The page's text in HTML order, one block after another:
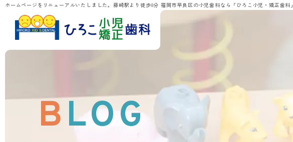
ホームページをリニューアルいたしました。藤崎駅より徒歩8分 福岡市早良区の小児歯科なら「ひろこ小児・矯正歯科」
BLOG